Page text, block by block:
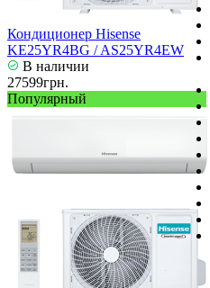
Кондиционер Hisense
KE25YR4BG / AS25YR4EW
В наличии
27599грн.
Популярный